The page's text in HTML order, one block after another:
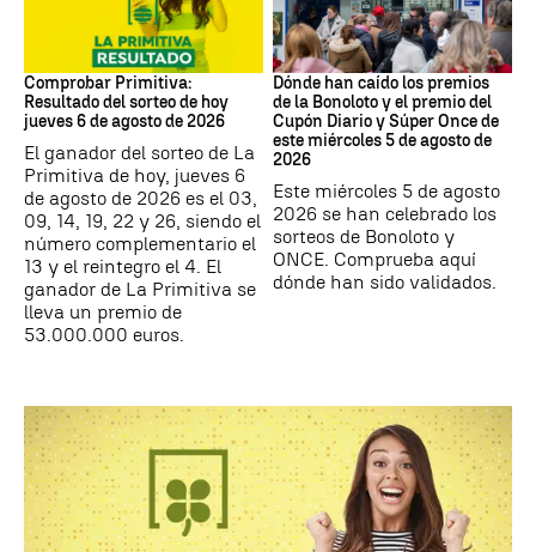
Lotería Primitiva de España
Comprobar Primitiva:
Resultado del sorteo de hoy
jueves 6 de agosto de 2026
El ganador del sorteo de La
Primitiva de hoy, jueves 6
de agosto de 2026 es el 03,
09, 14, 19, 22 y 26, siendo el
número complementario el
13 y el reintegro el 4. El
ganador de La Primitiva se
lleva un premio de
53.000.000 euros.
Loterías
Dónde han caído los premios
de la Bonoloto y el premio del
Cupón Diario y Súper Once de
este miércoles 5 de agosto de
2026
Este miércoles 5 de agosto
2026 se han celebrado los
sorteos de Bonoloto y
ONCE. Comprueba aquí
dónde han sido validados.